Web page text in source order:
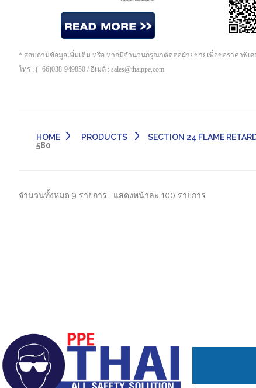
* สอบถามข้อมูลเพิ่มเติม หรือ หากมีจำนวนกรุณาติดต่อฝ่ายขายเพื่อขอราคาพิเศ
โทร : (+66)038-949850 / อีเมล์ : sales@thaippe.com
HOME PRODUCTS SECTION 24 FLAME
580
จำนวนทั้งหมด 9 รายการ | แสดงหน้าละ 100 รายการ